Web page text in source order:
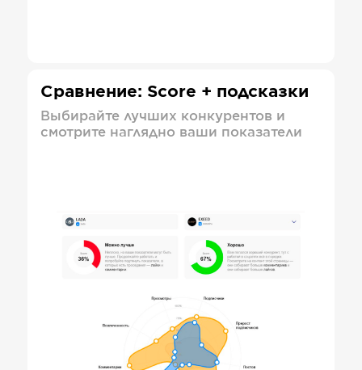
Сравнение: Score + подсказки
Выбирайте лучших конкурентов и
смотрите наглядно ваши показатели